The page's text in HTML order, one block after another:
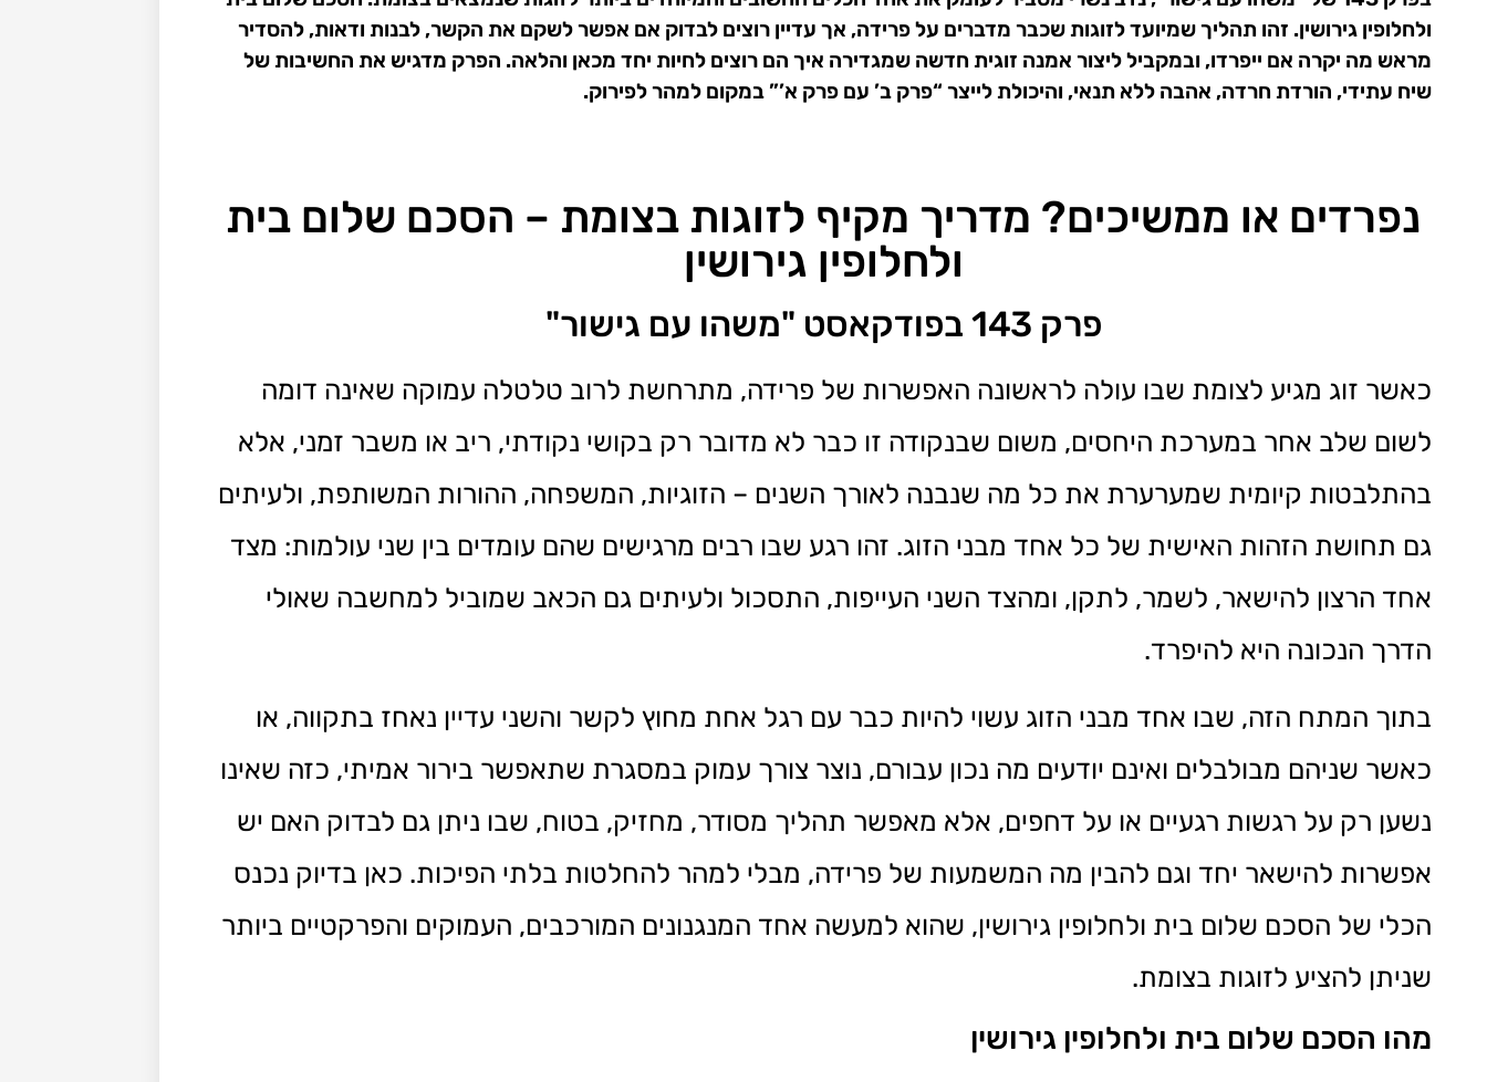
ולחלופין גירושין. זהו תהליך שמיועד לזוגות שכבר מדברים על פרידה, אך עדיין רוצים לבדוק אם אפשר לשקם את הקשר, לבנות ודאות, להסדיר
מראש מה יקרה אם ייפרדו, ובמקביל ליצור אמנה זוגית חדשה שמגדירה איך הם רוצים לחיות יחד מכאן והלאה. הפרק מדגיש את החשיבות של
שיח עתידי, הורדת חרדה, אהבה ללא תנאי, והיכולת לייצר “פרק ב’ עם פרק א’” במקום למהר לפירוק.
נפרדים או ממשיכים? מדריך מקיף לזוגות בצומת – הסכם שלום בית
ולחלופין גירושין
פרק 143 בפודקאסט "משהו עם גישור"
כאשר זוג מגיע לצומת שבו עולה לראשונה האפשרות של פרידה, מתרחשת לרוב טלטלה עמוקה שאינה דומה
לשום שלב אחר במערכת היחסים, משום שבנקודה זו כבר לא מדובר רק בקושי נקודתי, ריב או משבר זמני, אלא
בהתלבטות קיומית שמערערת את כל מה שנבנה לאורך השנים – הזוגיות, המשפחה, ההורות המשותפת, ולעיתים
גם תחושת הזהות האישית של כל אחד מבני הזוג. זהו רגע שבו רבים מרגישים שהם עומדים בין שני עולמות: מצד
אחד הרצון להישאר, לשמר, לתקן, ומהצד השני העייפות, התסכול ולעיתים גם הכאב שמוביל למחשבה שאולי
הדרך הנכונה היא להיפרד.
בתוך המתח הזה, שבו אחד מבני הזוג עשוי להיות כבר עם רגל אחת מחוץ לקשר והשני עדיין נאחז בתקווה, או
כאשר שניהם מבולבלים ואינם יודעים מה נכון עבורם, נוצר צורך עמוק במסגרת שתאפשר בירור אמיתי, כזה שאינו
נשען רק על רגשות רגעיים או על דחפים, אלא מאפשר תהליך מסודר, מחזיק, בטוח, שבו ניתן גם לבדוק האם יש
אפשרות להישאר יחד וגם להבין מה המשמעות של פרידה, מבלי למהר להחלטות בלתי הפיכות. כאן בדיוק נכנס
הכלי של הסכם שלום בית ולחלופין גירושין, שהוא למעשה אחד המנגנונים המורכבים, העמוקים והפרקטיים ביותר
שניתן להציע לזוגות בצומת.
מהו הסכם שלום בית ולחלופין גירושין